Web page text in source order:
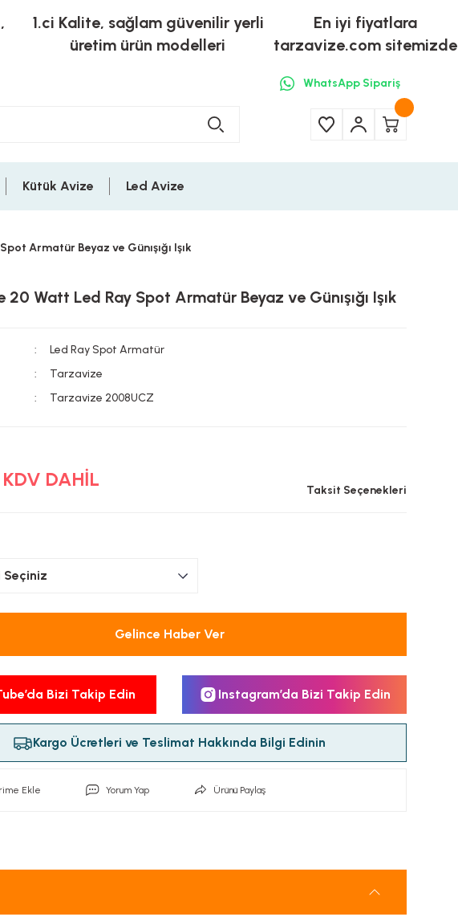
1.ci Kalite, sağlam güvenilir yerli
üretim ürün modelleri
En iyi fiyatlara
tarzavize.com sitemizde
WhatsApp Sipariş
Kütük Avize Led Avize
Armatür Beyaz ve Günışığı Işık
Watt Led Ray Spot Armatür Beyaz ve Günışığı Işık
Led Ray Spot Armatür
Tarzavize
Tarzavize 2008UCZ
DAHİL Taksit Seçenekleri
Gelince Haber Ver
Bizi Takip Edin Instagram’da Bizi Takip Edin
Kargo Ücretleri ve Teslimat Hakkında Bilgi Edinin
Yorum Yap Ürünü Paylaş